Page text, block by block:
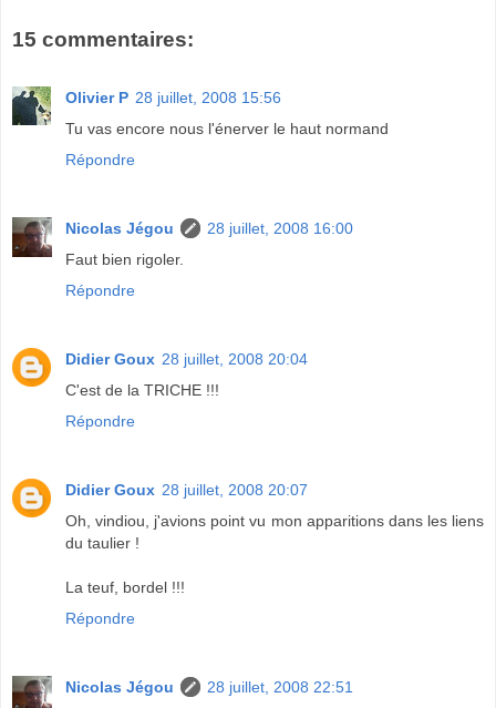
15 commentaires:
Olivier P 28 juillet, 2008 15:56
Tu vas encore nous l'énerver le haut normand
Répondre
Nicolas Jégou
28 juillet, 2008 16:00
Faut bien rigoler.
Répondre
Didier Goux 28 juillet, 2008 20:04
C'est de la TRICHE !!!
Répondre
Didier Goux 28 juillet, 2008 20:07
Oh, vindiou, j'avions point vu mon apparitions dans les liens
du taulier !
La teuf, bordel !!!
Répondre
Nicolas Jégou
28 juillet, 2008 22:51